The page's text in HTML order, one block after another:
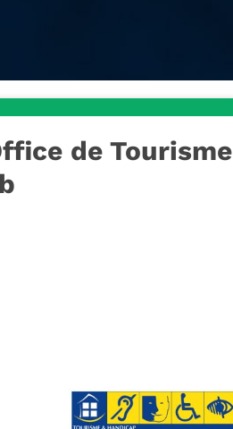
de Tourisme